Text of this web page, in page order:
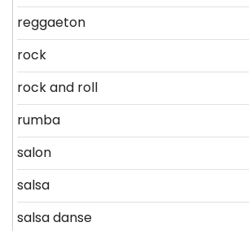
reggaeton
rock
rock and roll
rumba
salon
salsa
salsa danse